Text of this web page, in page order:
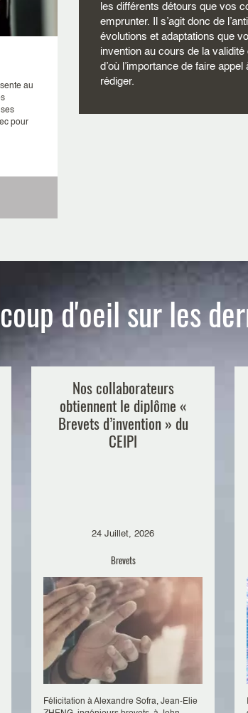
au
pour
les différents détours que vos
emprunter. Il s’agit donc de
évolutions et adaptations que
invention au cours de la
d’où l’importance de faire
rédiger.
d'oeil sur les
Nos collaborateurs
obtiennent le diplôme «
Brevets d’invention » du
CEIPI
24 Juillet, 2026
Brevets
Félicitation à Alexandre Sofra, Jean-Elie